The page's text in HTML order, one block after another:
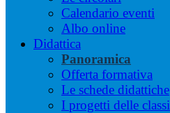
Calendario eventi
Albo online
Didattica
Panoramica
Offerta formativa
Le schede didattiche
I progetti delle classi